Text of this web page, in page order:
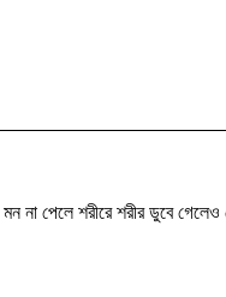
না পেলে শরীরে শরীর ডুবে